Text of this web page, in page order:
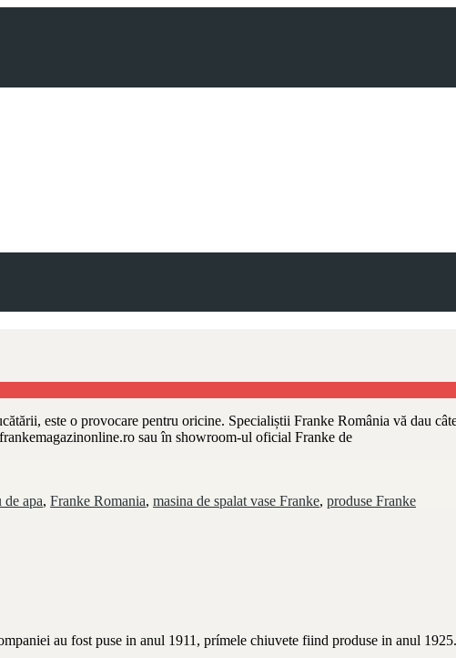
este o provocare pentru oricine. Specialiștii Franke România vă dau
sau în showroom-ul oficial Franke de
apa, Franke Romania, masina de spalat vase Franke, produse Franke
au fost puse in anul 1911, prímele chiuvete fiind produse in anul 1925.